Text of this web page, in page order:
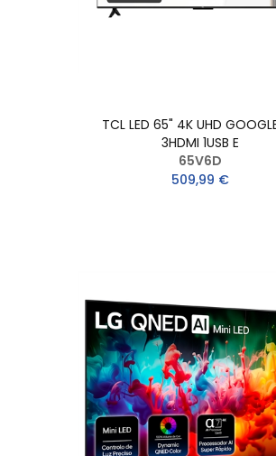
TCL LED 65" 4K UHD
3HDMI 1USB E
65V6D
509,99 €